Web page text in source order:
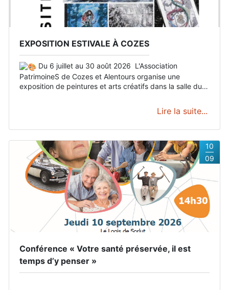
EXPOSITION ESTIVALE À COZES
Du 6 juillet au 30 août 2026 L'Association
PatrimoineS de Cozes et Alentours organise une
exposition de peintures et arts créatifs dans la salle du
Exposeront : Mme Boiteau, Mme
assureront la permanence lors de leur exposition. Dates
et horairesDu 06/07 au 30/08/2026 tous les jours.
Lire la suite...
10
09
Conférence « Votre santé préservée, il est
temps d’y penser »